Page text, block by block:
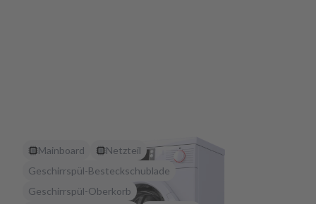
Mainboard
Netzteil
Geschirrspül-Besteckschublade
Geschirrspül-Oberkorb